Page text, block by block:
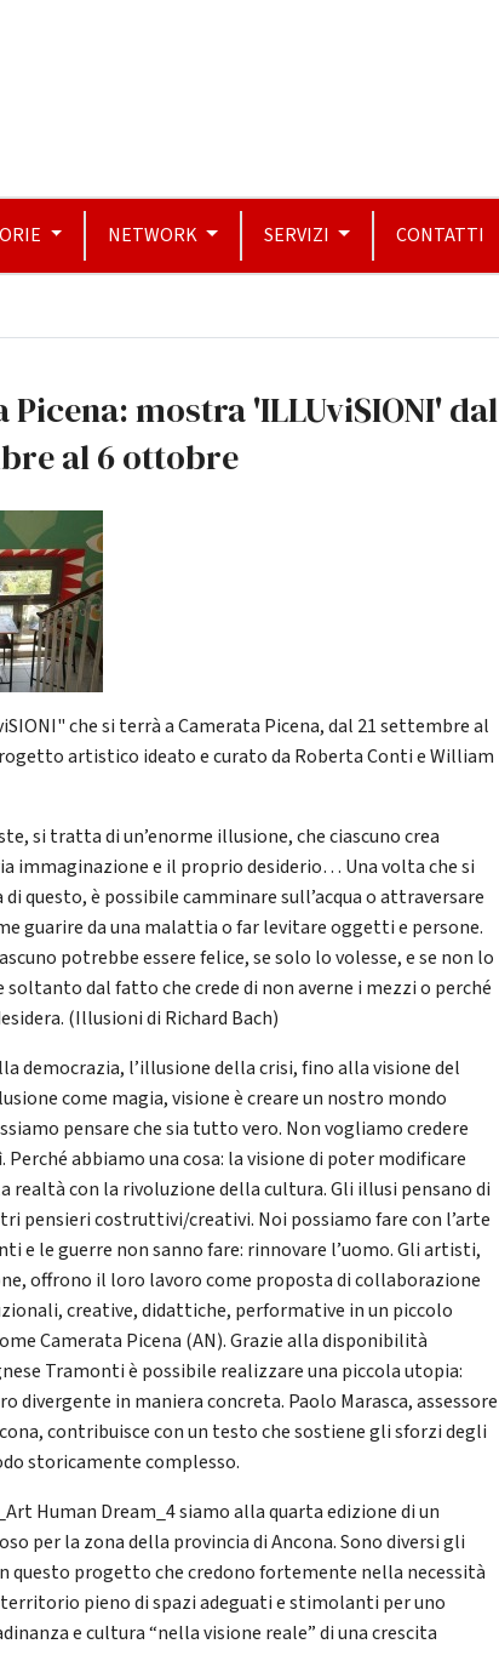
NETWORK SERVIZI CONTATTI
Picena: mostra 'ILLUviSIONI' dal
al 6 ottobre
che si terrà a Camerata Picena, dal 21 settembre al
artistico ideato e curato da Roberta Conti e William
si tratta di un’enorme illusione, che ciascuno crea
immaginazione e il proprio desiderio… Una volta che si
di questo, è possibile camminare sull’acqua o attraversare
guarire da una malattia o far levitare oggetti e persone.
potrebbe essere felice, se solo lo volesse, e se non lo
soltanto dal fatto che crede di non averne i mezzi o perché
(Illusioni di Richard Bach)
democrazia, l’illusione della crisi, fino alla visione del
come magia, visione è creare un nostro mondo
pensare che sia tutto vero. Non vogliamo credere
Perché abbiamo una cosa: la visione di poter modificare
realtà con la rivoluzione della cultura. Gli illusi pensano di
pensieri costruttivi/creativi. Noi possiamo fare con l’arte
e le guerre non sanno fare: rinnovare l’uomo. Gli artisti,
offrono il loro lavoro come proposta di collaborazione
creative, didattiche, performative in un piccolo
Camerata Picena (AN). Grazie alla disponibilità
Tramonti è possibile realizzare una piccola utopia:
divergente in maniera concreta. Paolo Marasca, assessore
contribuisce con un testo che sostiene gli sforzi degli
storicamente complesso.
Human Dream_4 siamo alla quarta edizione di un
per la zona della provincia di Ancona. Sono diversi gli
questo progetto che credono fortemente nella necessità
pieno di spazi adeguati e stimolanti per uno
e cultura “nella visione reale” di una crescita